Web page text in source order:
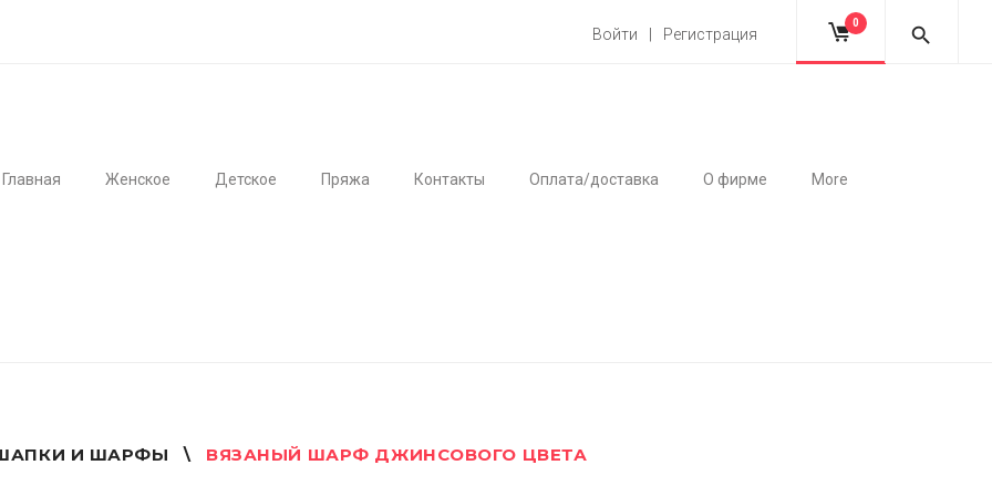
Войти | Регистрация
0
Главная Женское Детское Пряжа Контакты Оплата/доставка О фирме More
И ШАРФЫ \ ВЯЗАНЫЙ ШАРФ ДЖИНСОВОГО ЦВЕТА